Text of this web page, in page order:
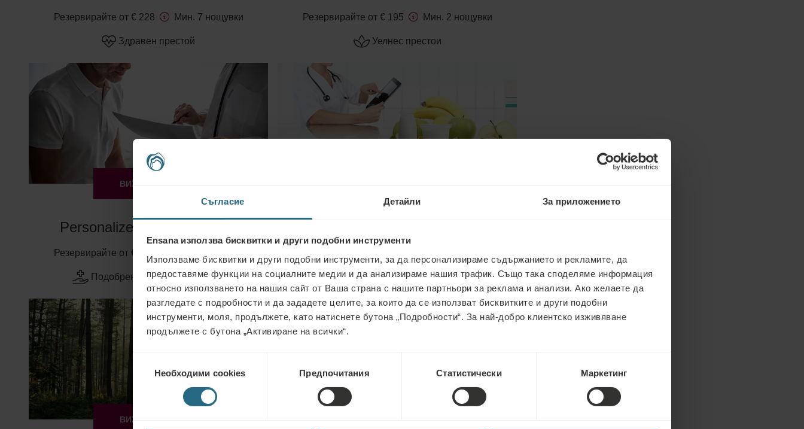
Съгласие Детайли За приложението
Ensana използва бисквитки и други подобни инструменти
Използваме бисквитки и други подобни инструменти, за да персонализираме съдържанието и рекламите, да
предоставяме функции на социалните медии и да анализираме нашия трафик. Също така споделяме информация
относно използването на нашия сайт от Ваша страна с нашите партньори за реклама и анализи. Ако желаете да
разгледате с подробности и да зададете целите, за които да се използват бисквитките и други подобни
инструменти, моля, продължете, като натиснете бутона „Подробности“. За най-добро клиентско изживяване
продължете с бутона „Активиране на всички“.
Необходими cookies Предпочитания Статистически Маркетинг
Резервирайте от € 228 Мин. 7 нощувки
Здравен престой
Резервирайте от € 195 Мин. 2 нощувки
Уелнес престои
ВИЖ ПОВЕЧЕ
Personalized Health Retreat
Резервирайте от € 305
Подобрени здравни програми Здравен престой
ВИЖ ПОВЕЧЕ